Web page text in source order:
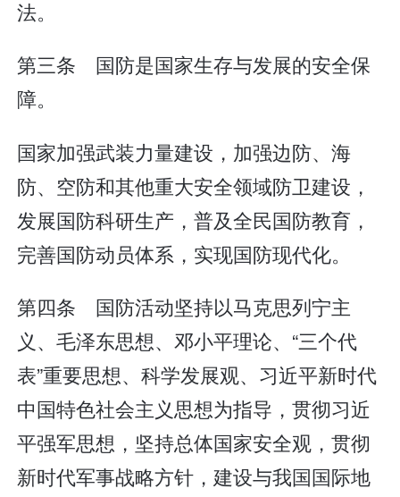
法。
第三条 国防是国家生存与发展的安全保
障。
国家加强武装力量建设，加强边防、海
防、空防和其他重大安全领域防卫建设，
发展国防科研生产，普及全民国防教育，
完善国防动员体系，实现国防现代化。
第四条 国防活动坚持以马克思列宁主
义、毛泽东思想、邓小平理论、“三个代
表”重要思想、科学发展观、习近平新时代
中国特色社会主义思想为指导，贯彻习近
平强军思想，坚持总体国家安全观，贯彻
新时代军事战略方针，建设与我国国际地